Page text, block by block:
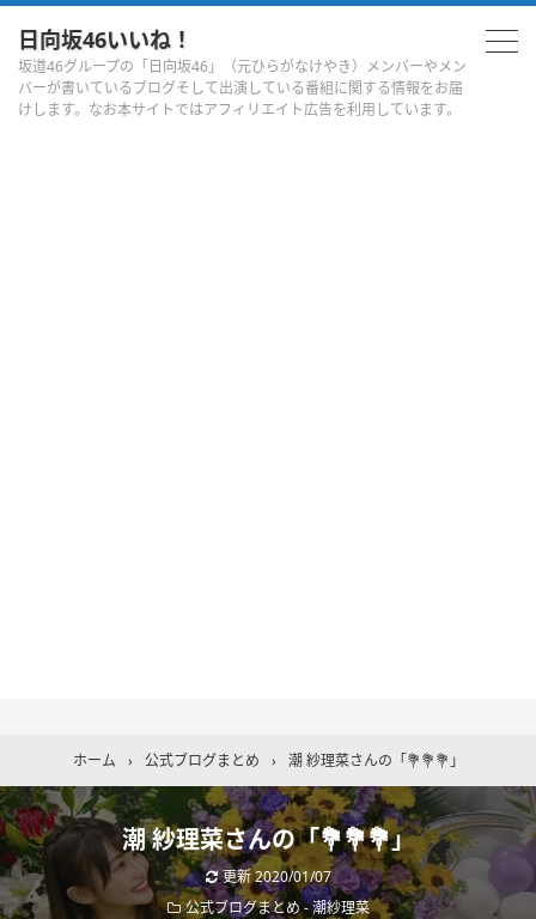
日向坂46いいね！
坂道46グループの「日向坂46」（元ひらがなけやき）メンバーやメン
バーが書いているブログそして出演している番組に関する情報をお届
けします。なお本サイトではアフィリエイト広告を利用しています。
ホーム › 公式ブログまとめ › 潮 紗理菜さんの「💐💐💐」
潮 紗理菜さんの「💐💐💐」
更新2020/01/07
公式ブログまとめ-潮紗理菜